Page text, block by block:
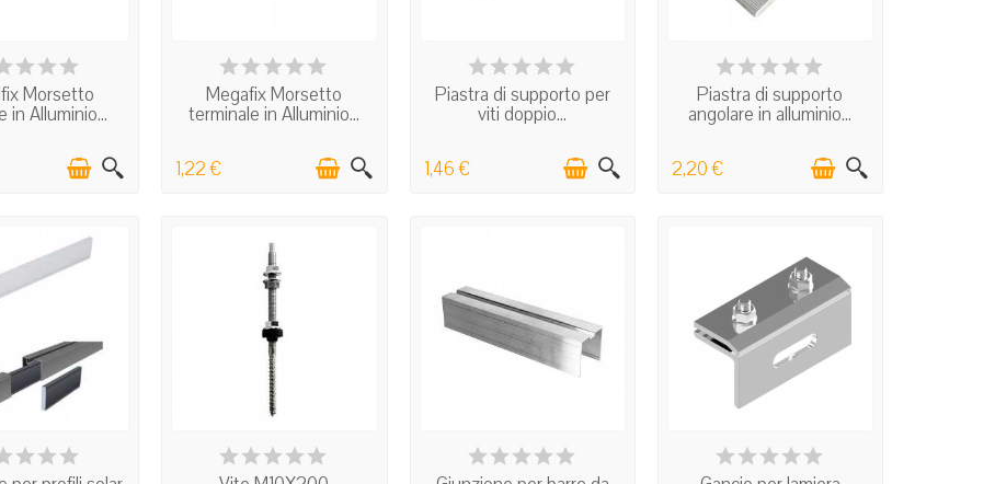
IN STOCK
Morsetto
in Alluminio...
IN STOCK
Megafix Morsetto
terminale in Alluminio...
1,22 €
IN STOCK
Piastra di supporto per
viti doppio...
1,46 €
IN STOCK
Piastra di supporto
angolare in alluminio...
2,20 €
IN STOCK IN STOCK IN STOCK IN STOCK